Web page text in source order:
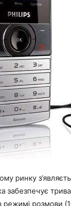
ринку
забезпечує
режимі розмови